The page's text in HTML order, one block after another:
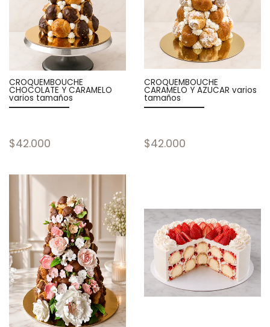
CROQUEMBOUCHE
CHOCOLATE Y CARAMELO
varios tamaños
$42.000
CROQUEMBOUCHE
CARAMELO Y AZUCAR varios
tamaños
$42.000